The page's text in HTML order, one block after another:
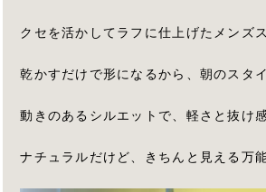
クセを活かしてラフに仕上げたメンズ
乾かすだけで形になるから、朝のスタ
動きのあるシルエットで、軽さと抜け
ナチュラルだけど、きちんと見える万